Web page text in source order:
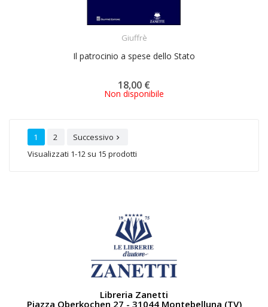
Giuffrè
Il patrocinio a spese dello Stato
18,00 €
Non disponibile
1 2 Successivo 
Visualizzati 1-12 su 15 prodotti
Libreria Zanetti
Piazza Oberkochen 27 - 31044 Montebelluna (TV)